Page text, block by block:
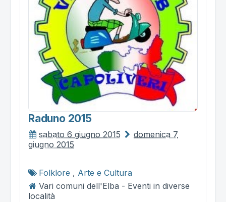
Raduno 2015
sabato 6 giugno 2015
domenica 7
giugno 2015
Folklore , Arte e Cultura
Vari comuni dell'Elba - Eventi in diverse
località